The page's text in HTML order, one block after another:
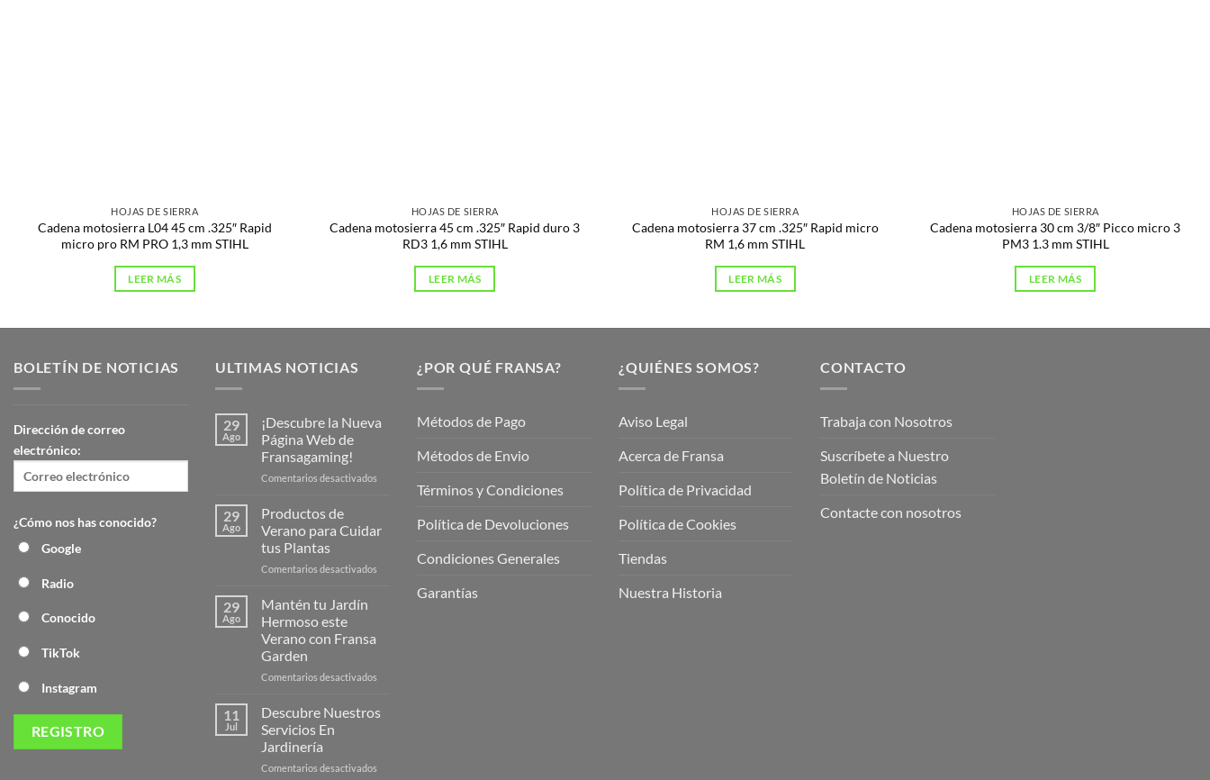
HOJAS DE SIERRA
Cadena motosierra L04 45 cm .325″ Rapid
micro pro RM PRO 1,3 mm STIHL
LEER MÁS
HOJAS DE SIERRA
Cadena motosierra 45 cm .325″ Rapid duro 3
RD3 1,6 mm STIHL
LEER MÁS
HOJAS DE SIERRA
Cadena motosierra 37 cm .325″ Rapid micro
RM 1,6 mm STIHL
LEER MÁS
HOJAS DE SIERRA
Cadena motosierra 30 cm 3/8″ Picco micro 3
PM3 1.3 mm STIHL
LEER MÁS
BOLETÍN DE NOTICIAS
Dirección de correo
electrónico:
¿Cómo nos has conocido?
Google
Radio
Conocido
TikTok
Instagram
ULTIMAS NOTICIAS
29
Ago
¡Descubre la Nueva
Página Web de
Fransagaming!
Comentarios desactivados
Página
29
Ago
Productos de
Verano para Cuidar
tus Plantas
Comentarios desactivados
29
Ago
Mantén tu Jardín
Hermoso este
Verano con Fransa
Garden
Comentarios desactivados
11
Jul
Descubre Nuestros
Servicios En
Jardinería
Comentarios desactivados
¿POR QUÉ FRANSA?
Métodos de Pago
Métodos de Envio
Términos y Condiciones
Política de Devoluciones
Condiciones Generales
Garantías
¿QUIÉNES SOMOS?
Aviso Legal
Acerca de Fransa
Política de Privacidad
Política de Cookies
Tiendas
Nuestra Historia
CONTACTO
Trabaja con Nosotros
Suscríbete a Nuestro
Boletín de Noticias
Contacte con nosotros